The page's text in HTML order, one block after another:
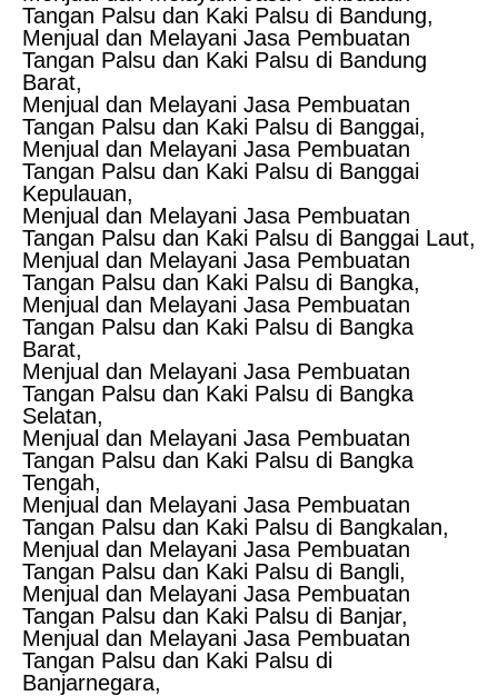
Tangan Palsu dan Kaki Palsu di Bandung,
Menjual dan Melayani Jasa Pembuatan
Tangan Palsu dan Kaki Palsu di Bandung
Barat,
Menjual dan Melayani Jasa Pembuatan
Tangan Palsu dan Kaki Palsu di Banggai,
Menjual dan Melayani Jasa Pembuatan
Tangan Palsu dan Kaki Palsu di Banggai
Kepulauan,
Menjual dan Melayani Jasa Pembuatan
Tangan Palsu dan Kaki Palsu di Banggai Laut,
Menjual dan Melayani Jasa Pembuatan
Tangan Palsu dan Kaki Palsu di Bangka,
Menjual dan Melayani Jasa Pembuatan
Tangan Palsu dan Kaki Palsu di Bangka
Barat,
Menjual dan Melayani Jasa Pembuatan
Tangan Palsu dan Kaki Palsu di Bangka
Selatan,
Menjual dan Melayani Jasa Pembuatan
Tangan Palsu dan Kaki Palsu di Bangka
Tengah,
Menjual dan Melayani Jasa Pembuatan
Tangan Palsu dan Kaki Palsu di Bangkalan,
Menjual dan Melayani Jasa Pembuatan
Tangan Palsu dan Kaki Palsu di Bangli,
Menjual dan Melayani Jasa Pembuatan
Tangan Palsu dan Kaki Palsu di Banjar,
Menjual dan Melayani Jasa Pembuatan
Tangan Palsu dan Kaki Palsu di
Banjarnegara,